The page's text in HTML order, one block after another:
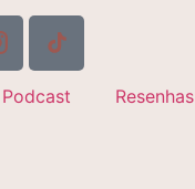
Podcast Resenhas